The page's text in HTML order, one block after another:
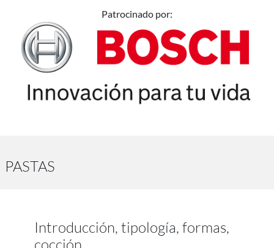
Patrocinado por:
PASTAS
Introducción, tipología, formas,
cocción